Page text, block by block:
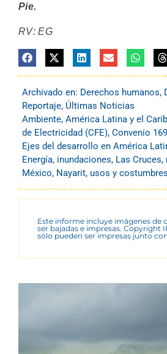
Pie.
RV: EG
Archivado en: Derechos humanos,
Reportaje, Últimas Noticias
Ambiente, América Latina y el
de Electricidad (CFE), Convenio 169
Ejes del desarrollo en América
Energía, inundaciones, Las Cruces,
México, Nayarit, usos y costumbres
Este informe incluye imágenes de
ser bajadas e impresas. Copyright
sólo pueden ser impresas junto